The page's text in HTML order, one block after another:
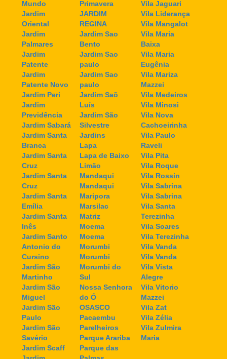
Mundo
Jardim
Oriental
Jardim
Palmares
Jardim
Patente
Jardim
Patente Novo
Jardim Peri
Jardim
Previdência
Jardim Sabará
Jardim Santa
Branca
Jardim Santa
Cruz
Jardim Santa
Cruz
Jardim Santa
Emília
Jardim Santa
Inês
Jardim Santo
Antonio do
Cursino
Jardim São
Martinho
Jardim São
Miguel
Jardim São
Paulo
Jardim São
Savério
Jardim Scaff
Primavera
JARDIM
REGINA
Jardim Sao
Bento
Jardim Sao
paulo
Jardim Sao
paulo
Jardim Saõ
Luís
Jardim São
Silvestre
Jardins
Lapa
Lapa de Baixo
Limão
Mandaqui
Mandaqui
Maripora
Marsilac
Matriz
Moema
Moema
Morumbi
Morumbi
Morumbi do
Sul
Nossa Senhora
do Ó
OSASCO
Pacaembu
Parelheiros
Parque Arariba
Parque das
Vila Jaguari
Vila Liderança
Vila Mangalot
Vila Maria
Baixa
Vila Maria
Eugênia
Vila Mariza
Mazzei
Vila Medeiros
Vila Minosi
Vila Nova
Cachoeirinha
Vila Paulo
Raveli
Vila Pita
Vila Roque
Vila Rossin
Vila Sabrina
Vila Sabrina
Vila Santa
Terezinha
Vila Soares
Vila Terezinha
Vila Vanda
Vila Vanda
Vila Vista
Alegre
Vila Vitorio
Mazzei
Vila Zat
Vila Zélia
Vila Zulmira
Maria